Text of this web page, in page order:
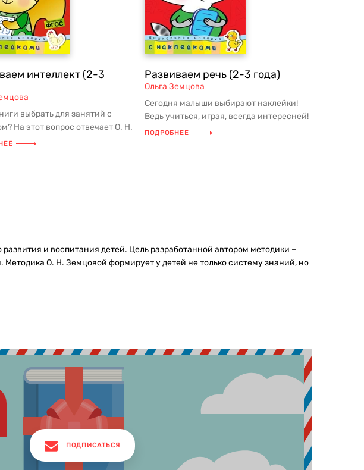
интеллект (2-3
выбрать для занятий с
На этот вопрос отвечает О. Н.
– кандидат педагог...
Развиваем речь (2-3 года)
Ольга Земцова
Сегодня малыши выбирают наклейки!
Ведь учиться, играя, всегда интересней!
Книжки с наклейками дают в...
ПОДРОБНЕЕ
и воспитания детей. Цель разработанной автором методики –
О. Н. Земцовой формирует у детей не только систему знаний, но
ПОДПИСАТЬСЯ